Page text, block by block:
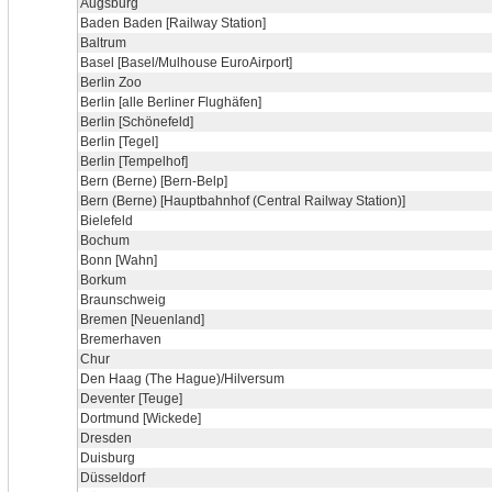
Augsburg
Baden Baden [Railway Station]
Baltrum
Basel [Basel/Mulhouse EuroAirport]
Berlin Zoo
Berlin [alle Berliner Flughäfen]
Berlin [Schönefeld]
Berlin [Tegel]
Berlin [Tempelhof]
Bern (Berne) [Bern-Belp]
Bern (Berne) [Hauptbahnhof (Central Railway Station)]
Bielefeld
Bochum
Bonn [Wahn]
Borkum
Braunschweig
Bremen [Neuenland]
Bremerhaven
Chur
Den Haag (The Hague)/Hilversum
Deventer [Teuge]
Dortmund [Wickede]
Dresden
Duisburg
Düsseldorf